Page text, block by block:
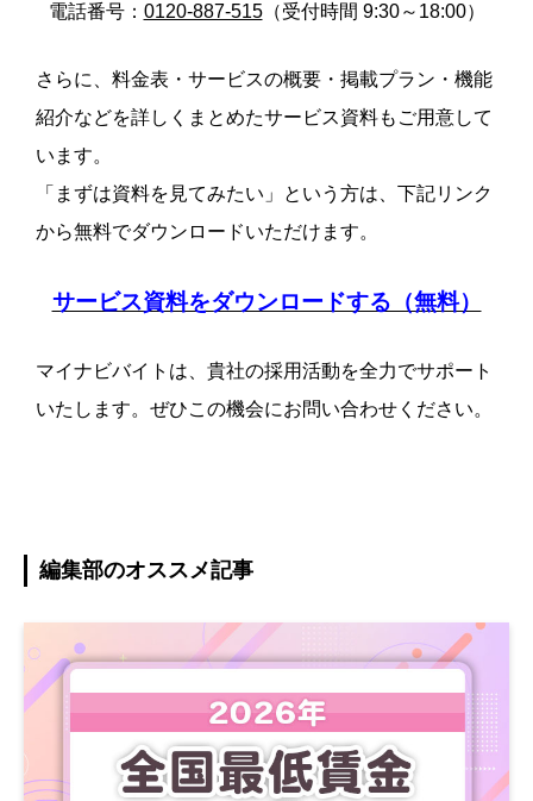
電話番号： 0120-887-515（受付時間 9:30～18:00）
さらに、料金表・サービスの概要・掲載プラン・機能
紹介などを詳しくまとめたサービス資料もご用意して
います。
「まずは資料を見てみたい」という方は、下記リンク
から無料でダウンロードいただけます。
サービス資料をダウンロードする（無料）
マイナビバイトは、貴社の採用活動を全力でサポート
いたします。ぜひこの機会にお問い合わせください。
編集部のオススメ記事